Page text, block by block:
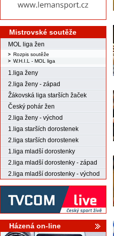
Mistrovské soutěže
MOL liga žen
Rozpis soutěže
W.H.I.L - MOL liga
1.liga ženy
2.liga ženy - západ
Žákovská liga starších žaček
Český pohár žen
2.liga ženy - východ
1.liga starších dorostenek
2.liga starších dorostenek
1.liga mladší dorostenky
2.liga mladší dorostenky - západ
2.liga mladší dorostenky - východ
Házená on-line